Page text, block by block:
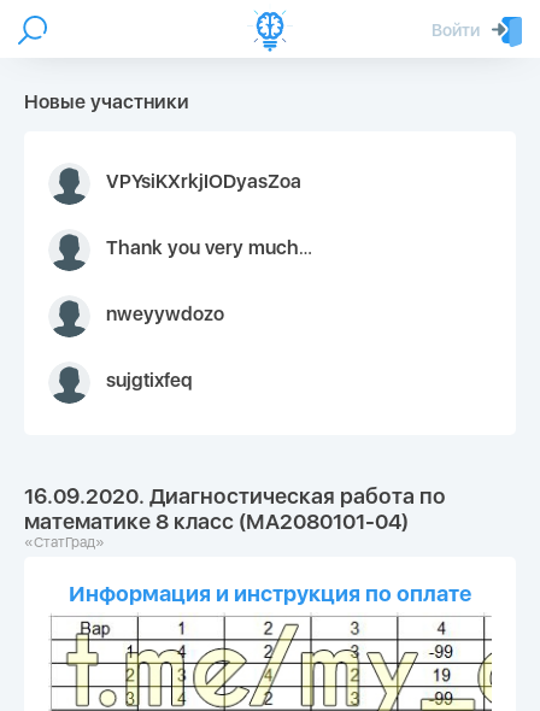
Войти
Новые участники
VPYsiKXrkjIODyasZoa
Thank you very much for your inquiry We appreciate you 9126052 https://youtube.com faceapple !
nweyywdozo
sujgtixfeq
16.09.2020. Диагностическая работа по
математике 8 класс (МА2080101-04)
«СтатГрад»
Информация и инструкция по оплате